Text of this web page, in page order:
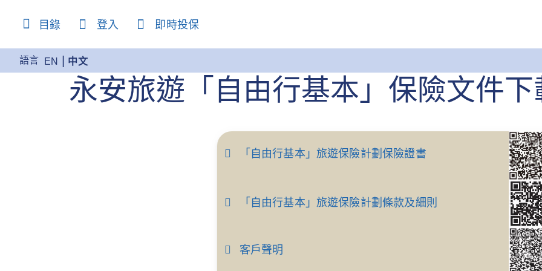
目錄 登入 即時投保
語言 EN 中文
永安旅遊「自由行基本」保險文件下
「自由行基本」旅遊保險計劃保險證書
「自由行基本」旅遊保險計劃條款及細則
客戶聲明